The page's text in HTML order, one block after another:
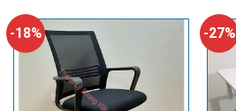
-18% -27%